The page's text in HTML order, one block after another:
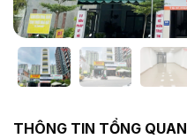
THÔNG TIN TỔNG QUAN